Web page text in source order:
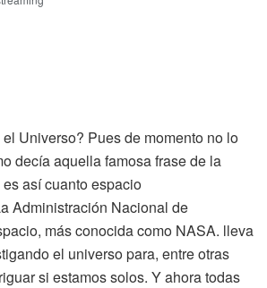
Universo? Pues de momento no lo
decía aquella famosa frase de la
así cuanto espacio
Administración Nacional de
más conocida como NASA. lleva
el universo para, entre otras
si estamos solos. Y ahora todas